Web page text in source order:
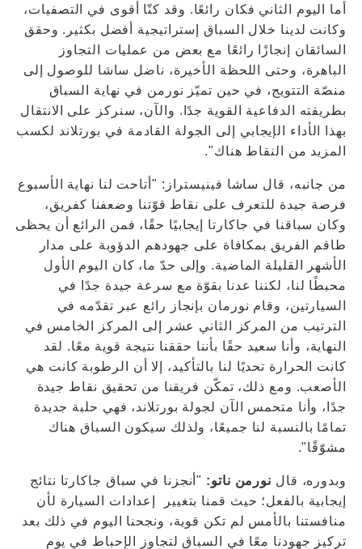
أما اليوم الثاني فكان رائعًا. وقد كنّا أقوى في التصفيات،
وكانت لدينا خلال السباق إستراتيجية أفضل بكثير. وحقق
السائقان إنجازًا رائعًا مع بعض من عمليات التجاوز
الباهرة، وحتى اللحظة الأخيرة، ناضل ساشا للوصول إلى
منصّة التتويج، في حين تميّز نورمن في نهاية السباق
بطريقته الدفاعية القوية جدًا. والآن، سنركز على الانتقال
بهذا الأداء الإيجابي إلى الجولة القادمة في بورتلاند لكسب
المزيد من النقاط هناك".
من جانبه، قال ساشا فينيستراز: "أتاحت لنا نهاية الأسبوع
فرصة جيدة للتعرف على نقاط قوّتنا وضعفنا كفريق،
وكان سباقنا في جاكارتا إيجابيًا حقًا، فمن الرائع أن يحظى
طاقم الفريق بمكافاة على جهودهم الدؤوبة على مدار
الأشهر القليلة الماضية. وإلى حدّ ما، كان اليوم الأول
محبطًا لنا، لكننا عدنا بقوّة مع سرعة جيدة جدًا في
السيارتين، وقام نورمان بإنجاز رائع عبر تقدّمه في
الترتيب من المركز الثاني عشر إلى المركز الخامس في
النهاية، وأنا سعيد حقًا بأننا حققنا نتيجة قوية معًا. لقد
كانت الحرارة تحديًا لنا بالتأكيد، إلا أن الرطوبة كانت هي
الأصعب. ومع ذلك، تمكّن فريقنا من تحقيق نقاط جيدة
جدًا، وأنا متحمس الآن لجولة بورتلاند، فهي حلبة جديدة
تمامًا بالنسبة لنا جميعًا، ولذلك سيكون السباق هناك
مشوّقًا".
وبدوره، قال نورمن ناتو: "أنجزنا في سباق جاكارتا نتائج
إيجابية بالفعل؛ حيث قمنا بتغيير إعدادات السيارة لأن
منافستنا بالأمس لم تكن قوية، ونجحنا اليوم في ذلك بعد
تركيز جهودنا معًا في السباق لتجاوز الإحباط في يوم